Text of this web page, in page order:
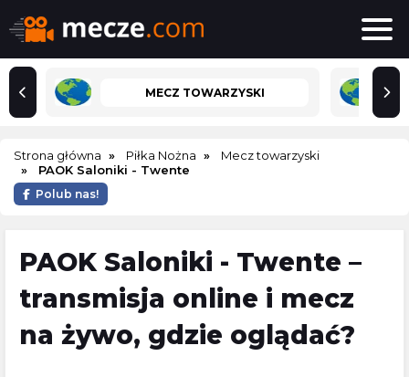
MECZ TOWARZYSKI
Strona główna Piłka Nożna
Mecz towarzyski
PAOK Saloniki - Twente
Polub nas!
PAOK Saloniki - Twente –
transmisja online i mecz
na żywo, gdzie oglądać?